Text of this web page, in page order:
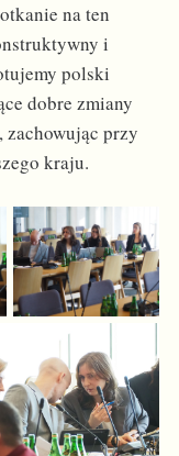
na ten
i
polski
dobre zmiany
zachowując przy
kraju.